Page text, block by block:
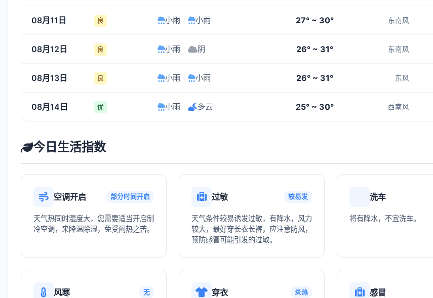
08月11日 良 小雨 小雨 27° ~ 30° 东南风
08月12日 良 小雨 阴 26° ~ 31° 东南风
08月13日 良 小雨 小雨 26° ~ 31° 东风
08月14日 优 小雨 多云 25° ~ 30° 西南风
今日生活指数
空调开启 部分时间开启
天气热同时湿度大，您需要适当开启制
冷空调，来降温除湿，免受闷热之苦。
过敏 较易发
天气条件较易诱发过敏，有降水，风力
较大，最好穿长衣长裤，应注意防风，
预防感冒可能引发的过敏。
洗车
将有降水，不宜洗车。
风寒 无 穿衣 炎热 感冒